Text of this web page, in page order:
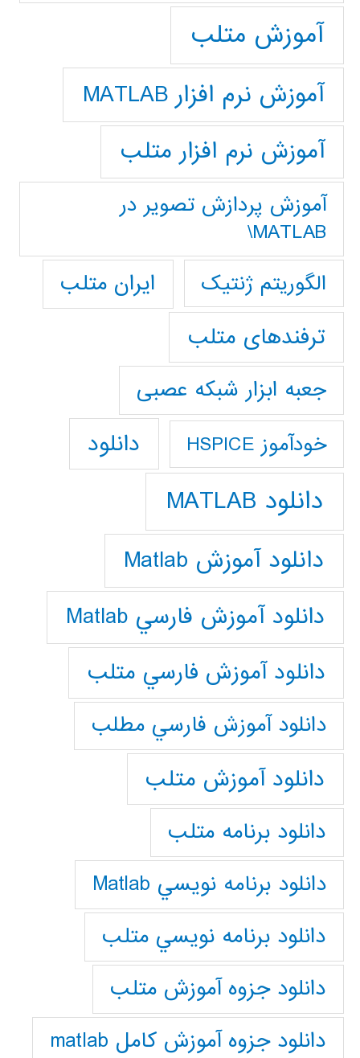
آموزش متلب
آموزش نرم افزار MATLAB
آموزش نرم افزار متلب
آموزش پردازش تصوير در
MATLAB\
الگوریتم ژنتیک
ایران متلب
ترفندهای متلب
جعبه ابزار شبکه عصبی
خودآموز HSPICE دانلود
دانلود MATLAB
دانلود آموزش Matlab
دانلود آموزش فارسي Matlab
دانلود آموزش فارسي متلب
دانلود آموزش فارسي مطلب
دانلود آموزش متلب
دانلود برنامه متلب
دانلود برنامه نويسي Matlab
دانلود برنامه نويسي متلب
دانلود جزوه آموزش متلب
دانلود جزوه آموزش کامل matlab